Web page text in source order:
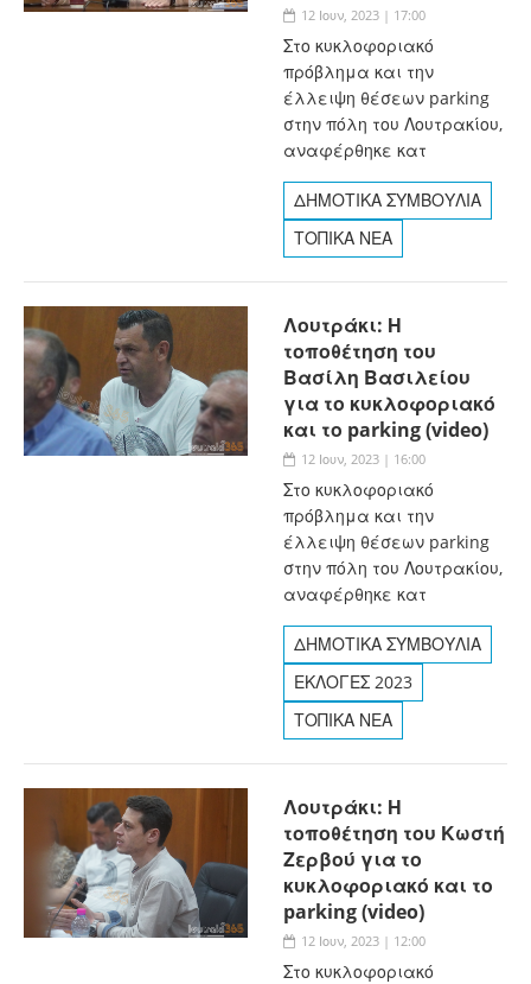
12 Ιουν, 2023 | 17:00
Στο κυκλοφοριακό
πρόβλημα και την
έλλειψη θέσεων parking
στην πόλη του Λουτρακίου,
αναφέρθηκε κατ
ΔΗΜΟΤΙΚΑ ΣΥΜΒΟΥΛΙΑ
ΤΟΠΙΚΑ ΝΕΑ
Λουτράκι: Η
τοποθέτηση του
Βασίλη Βασιλείου
για το κυκλοφοριακό
και το parking (video)
12 Ιουν, 2023 | 16:00
Στο κυκλοφοριακό
πρόβλημα και την
έλλειψη θέσεων parking
στην πόλη του Λουτρακίου,
αναφέρθηκε κατ
ΔΗΜΟΤΙΚΑ ΣΥΜΒΟΥΛΙΑ
ΕΚΛΟΓΕΣ 2023
ΤΟΠΙΚΑ ΝΕΑ
Λουτράκι: Η
τοποθέτηση του Κωστή
Ζερβού για το
κυκλοφοριακό και το
parking (video)
12 Ιουν, 2023 | 12:00
Στο κυκλοφοριακό